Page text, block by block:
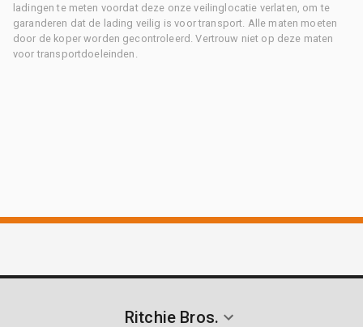
ladingen te meten voordat deze onze veilinglocatie verlaten, om te
garanderen dat de lading veilig is voor transport. Alle maten moeten
door de koper worden gecontroleerd. Vertrouw niet op deze maten
voor transportdoeleinden.
Ritchie Bros.